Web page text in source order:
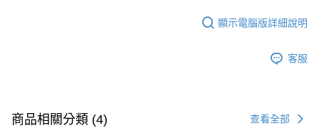
顯示電腦版詳細說明
客服
商品相關分類 (4) 查看全部